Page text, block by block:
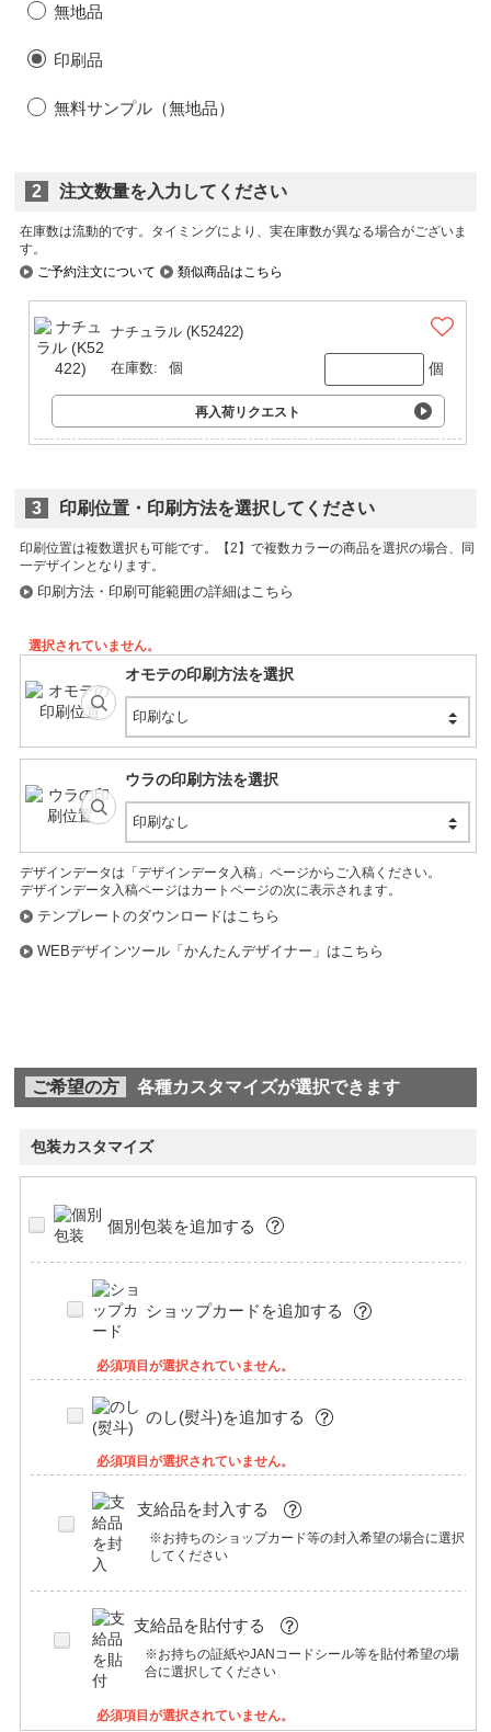
無地品
印刷品
無料サンプル（無地品）
2 注文数量を入力してください
在庫数は流動的です。タイミングにより、実在庫数が異なる場合がございま
す。
ご予約注文について
類似商品はこちら
ナチュラル (K52422)
在庫数: 個 個
再入荷リクエスト
3 印刷位置・印刷方法を選択してください
印刷位置は複数選択も可能です。
印刷方法・印刷可能範囲の詳細はこちら
選択されていません。
オモテの印刷方法を選択
印刷なし
ウラの印刷方法を選択
印刷なし
デザインデータは「デザインデータ入稿」ページからご入稿ください。
デザインデータ入稿ページはカートページの次に表示されます。
テンプレートのダウンロードはこちら
WEBデザインツール「かんたんデザイナー」はこちら
ご希望の方 各種カスタマイズが選択できます
包装カスタマイズ
個別包装を追加する
ショップカードを追加する
必須項目が選択されていません。
のし(熨斗)を追加する
必須項目が選択されていません。
支給品を封入する
※お持ちのショップカード等の封入希望の場合に選択
してください
支給品を貼付する
※お持ちの証紙やJANコードシール等を貼付希望の場
合に選択してください
必須項目が選択されていません。